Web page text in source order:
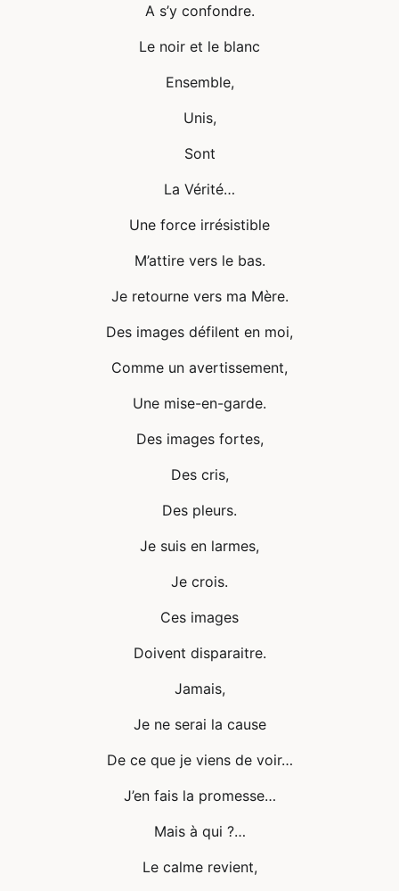
A s’y confondre.
Le noir et le blanc
Ensemble,
Unis,
Sont
La Vérité…
Une force irrésistible
M’attire vers le bas.
Je retourne vers ma Mère.
Des images défilent en moi,
Comme un avertissement,
Une mise-en-garde.
Des images fortes,
Des cris,
Des pleurs.
Je suis en larmes,
Je crois.
Ces images
Doivent disparaitre.
Jamais,
Je ne serai la cause
De ce que je viens de voir…
J’en fais la promesse…
Mais à qui ?…
Le calme revient,